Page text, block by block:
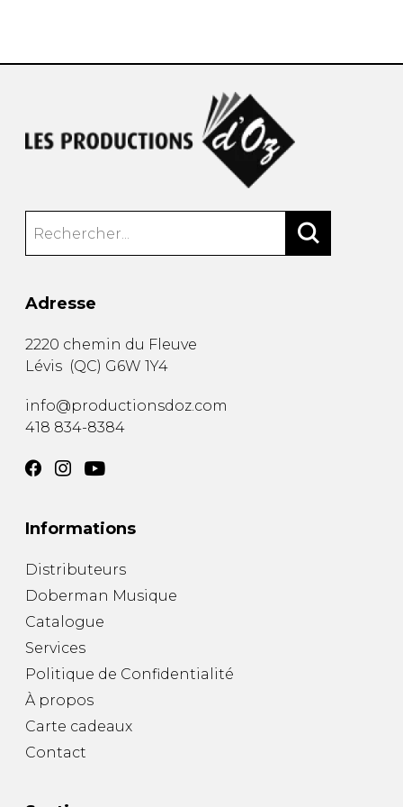
Adresse
2220 chemin du Fleuve
Lévis (QC) G6W 1Y4
info@productionsdoz.com
418 834-8384
Informations
Distributeurs
Doberman Musique
Catalogue
Services
Politique de Confidentialité
À propos
Carte cadeaux
Contact